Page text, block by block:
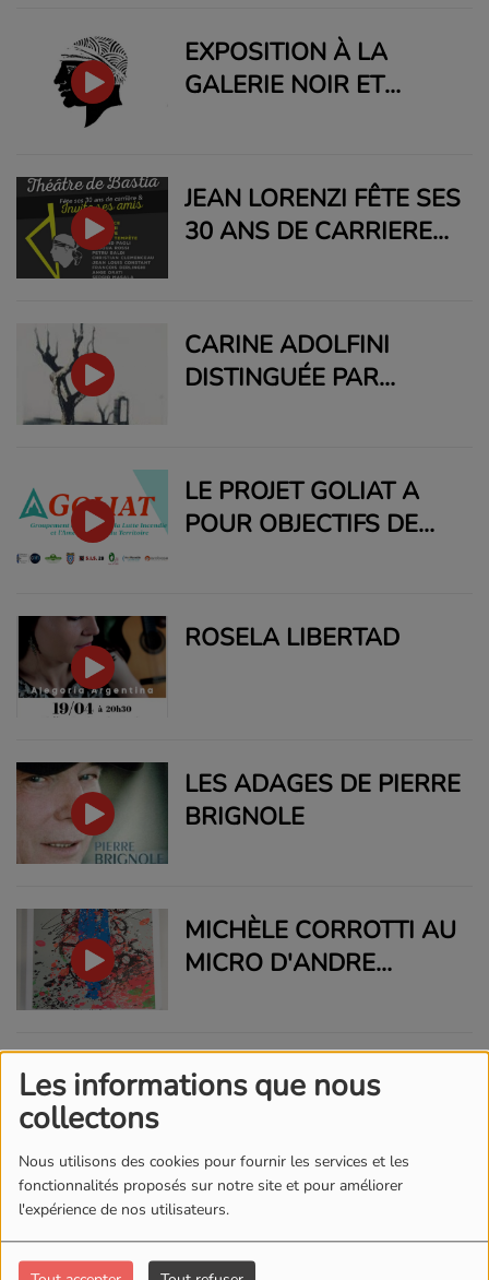
Les informations que nous
collectons
Nous utilisons des cookies pour fournir les services et les
fonctionnalités proposés sur notre site et pour améliorer
l'expérience de nos utilisateurs.
SON ENTRAINEUR ET
RESPONSABLE DU
CLUB MMA KTP SCOLA,
EXPOSITION À LA
GALERIE NOIR ET
JEAN LORENZI FÊTE SES
30 ANS DE CARRIERE
MAI A 21H
CARINE ADOLFINI
DISTINGUÉE PAR
TOULOUSE
LE PROJET GOLIAT A
POUR OBJECTIFS DE
INCENDIE ET
L'AMÉNAGEMENT DU
ROSELA LIBERTAD
LES ADAGES DE PIERRE
BRIGNOLE
MICHÈLE CORROTTI AU
MICRO D'ANDRE
OUVRAGE « PIAZZA
PORTA »
INVITÉS DE RCI, DANIEL
DELORME, COMÉDIEN,
MUSICIENNE, À
L’OCCASION DE LA
PRÉSENTATION DE LA
UN VELO UNE VIE ASS
ADRIEN LIPPINI